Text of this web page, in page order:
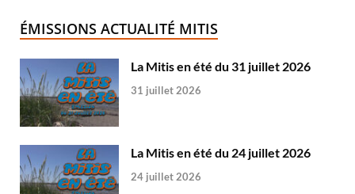
ÉMISSIONS ACTUALITÉ MITIS
La Mitis en été du 31 juillet 2026
31 juillet 2026
La Mitis en été du 24 juillet 2026
24 juillet 2026